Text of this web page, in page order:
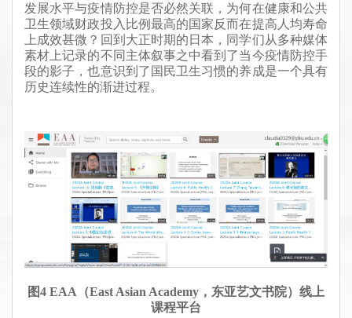
发展水平与疫情防控是否必然关联，为何在健康和公共
卫生领域财政投入比例最高的国家反而在提高人均寿命
上成效甚微？回到大正时期的日本，同学们从多种媒体
素材上记录的不同主体叙事之中看到了当今疫情防控手
段的影子 ，也意识到了国民卫生习惯的养成是一个具有
历史连续性的渐进过程。
图4 EAA （East Asian Academy ，东亚艺文书院）线上
课程平台